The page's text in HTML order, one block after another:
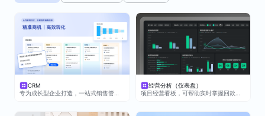
CRM
专为成长型企业打造，一站式销售管理，让业绩增长看得见
经营分析（仪表盘）
项目经营看板，可帮助实时掌握回款、成本与利润